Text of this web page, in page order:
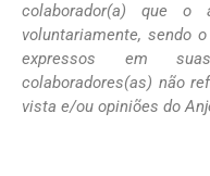
colaborador(a) que o
voluntariamente, sendo
expressos em
colaboradores(as) não
vista e/ou opiniões do